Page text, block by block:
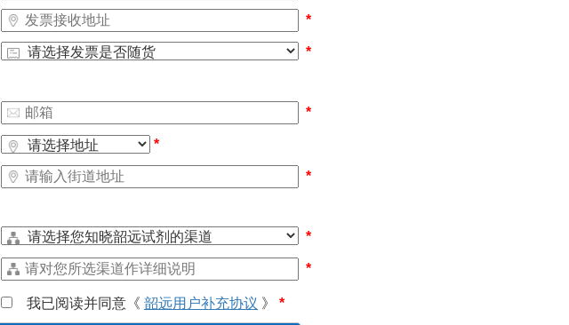
*
*
*
*
*
*
*
我已阅读并同意《 韶远用户补充协议 》 *